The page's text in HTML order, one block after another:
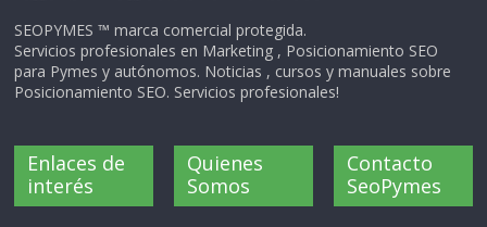
SEOPYMES ™ marca comercial protegida.
Servicios profesionales en Marketing , Posicionamiento SEO
para Pymes y autónomos. Noticias , cursos y manuales sobre
Posicionamiento SEO. Servicios profesionales!
Enlaces de
interés
Quienes
Somos
Contacto
SeoPymes